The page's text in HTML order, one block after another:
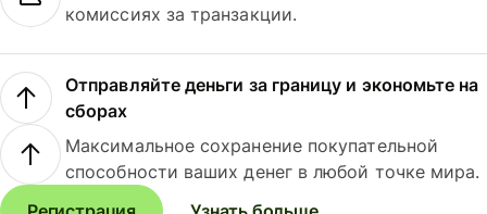
комиссиях за транзакции.
Отправляйте деньги за границу и экономьте на
сборах
Максимальное сохранение покупательной
способности ваших денег в любой точке мира.